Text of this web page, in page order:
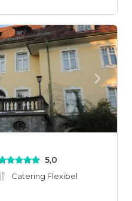
5,0
Catering Flexibel